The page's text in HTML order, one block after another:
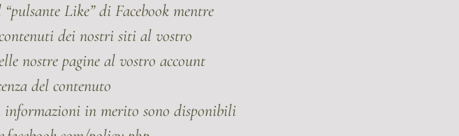
Like” di Facebook mentre
dei nostri siti al vostro
nostre pagine al vostro account
del contenuto
in merito sono disponibili